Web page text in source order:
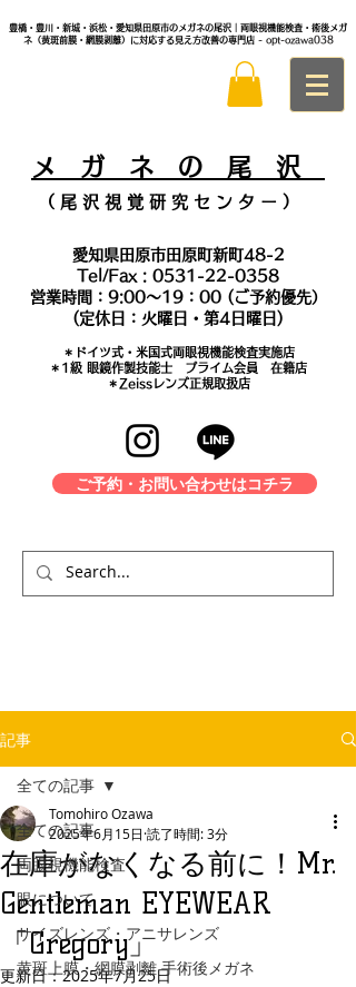
豊橋・豊川・新城・浜松・愛知県田原市のメガネの尾沢｜両眼視機能検査・術後メガ
ネ（黄斑前膜・網膜剥離）に対応する見え方改善の専門店 - opt-ozawa038
メ ガ ネ の 尾 沢
（ 尾 沢 視 覚 研 究 セ ン タ ー ）
愛知県田原市田原町新町48-2
Tel/Fax : 0531-22-0358
営業時間：9:00～19：00 (ご予約優先）
(定休日：火曜日・第4日曜日)
＊​ドイツ式・米国式両眼視機能検査実施店
​＊1級 眼鏡作製技能士 プライム会員 在籍店
＊Zeissレンズ正規取扱店
ご予約・お問い合わせはコチラ
記事
全ての記事
両眼視機能検査
眼について
サイズレンズ・アニサレンズ
黄斑上膜・網膜剥離 手術後メガネ
全ての記事
在庫がなくなる前に！Mr.
Gentleman EYEWEAR
「Gregory」
Tomohiro Ozawa
2025年6月15日 読了時間: 3分
更新日：2025年7月25日